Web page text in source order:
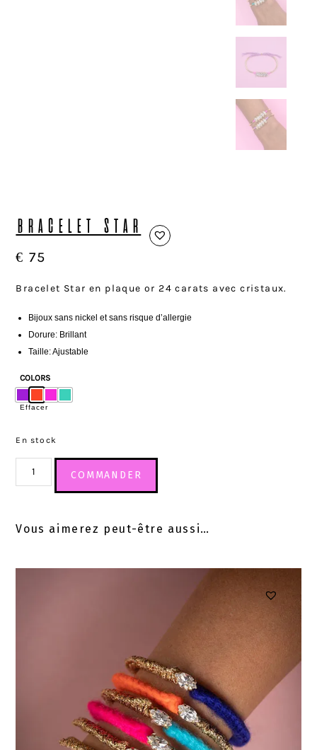
BRACELET STAR
€ 75
Bracelet Star en plaque or 24 carats avec cristaux.
Bijoux sans nickel et sans risque d’allergie
Dorure: Brillant
Taille: Ajustable
COLORS
Effacer
En stock
COMMANDER
Vous aimerez peut-être aussi…